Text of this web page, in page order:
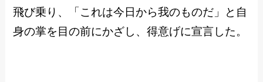
飛び乗り、「これは今日から我のものだ」と自
身の掌を目の前にかざし、得意げに宣言した。